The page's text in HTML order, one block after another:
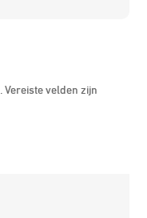
Vereiste velden zijn